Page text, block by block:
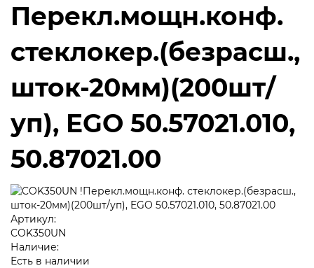
Перекл.мощн.конф.
стеклокер.(безрасш.,
шток-20мм)(200шт/
уп), EGO 50.57021.010,
50.87021.00
Артикул:
COK350UN
Наличие:
Есть в наличии